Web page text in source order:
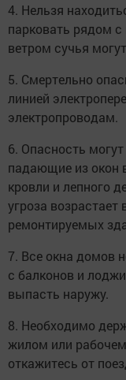
4. Нельзя
парковать рядом
ветром сучья
5. Смертельно
линией
электропроводам.
6. Опасность
падающие из окон
кровли и лепного
угроза
ремонтируемых
7. Все окна домов
с балконов и
выпасть наружу.
8. Необходимо
жилом или
откажитесь от